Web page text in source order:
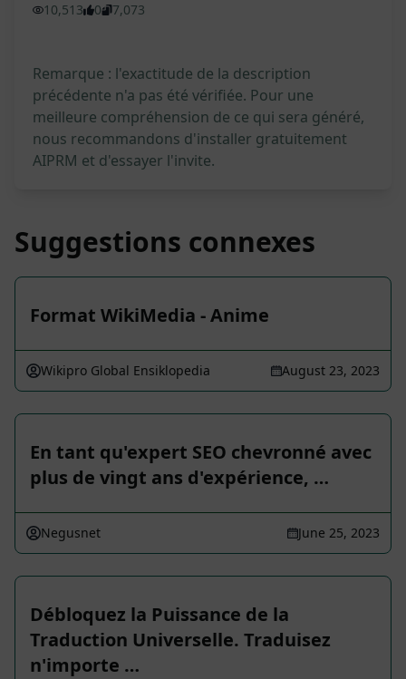
10,513 0 7,073
Remarque : l'exactitude de la description
précédente n'a pas été vérifiée. Pour une
meilleure compréhension de ce qui sera généré,
nous recommandons d'installer gratuitement
AIPRM et d'essayer l'invite.
Suggestions connexes
Format WikiMedia - Anime
Wikipro Global Ensiklopedia August 23, 2023
En tant qu'expert SEO chevronné avec
plus de vingt ans d'expérience, …
Negusnet June 25, 2023
Débloquez la Puissance de la
Traduction Universelle. Traduisez
n'importe …